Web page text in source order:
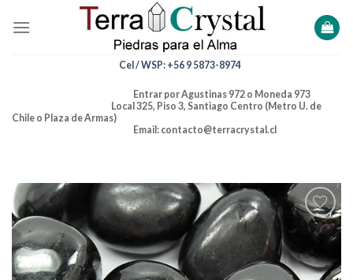
Cel / WSP: +56 9 5873-8974
Entrar por Agustinas 972 o Moneda 973
Local 325, Piso 3, Santiago Centro (Metro U. de
Chile o Plaza de Armas)
Email: contacto@terracrystal.cl
Añadir
lista de
deseos